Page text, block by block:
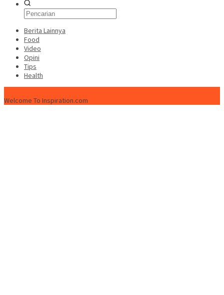
Berita Lainnya
Food
Video
Opini
Tips
Health
Welcome To Inspiration.com